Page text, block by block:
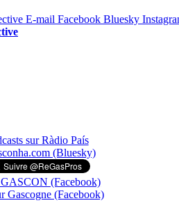
sur Ràdio País
(Bluesky)
(Facebook)
Gascogne (Facebook)